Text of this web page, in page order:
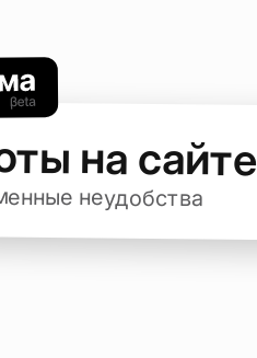
на сайте
неудобства